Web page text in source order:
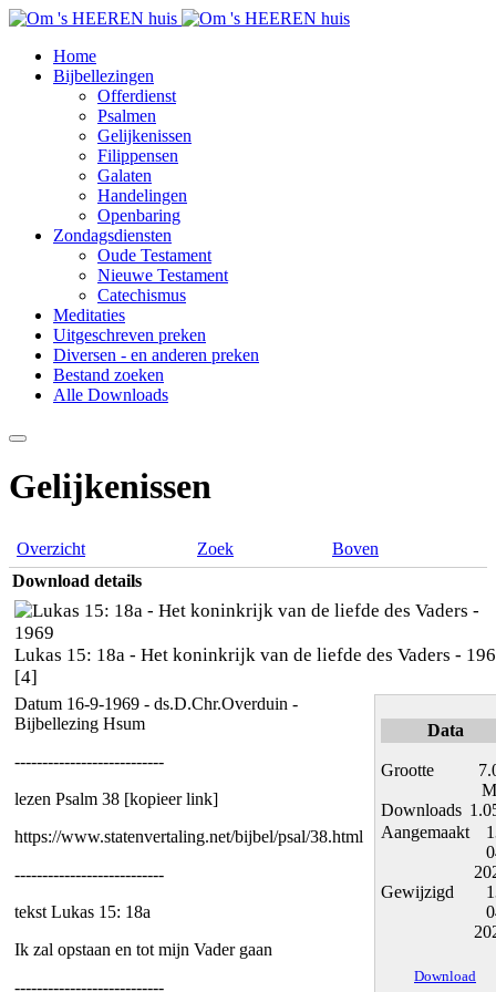
Home
Bijbellezingen
Offerdienst
Psalmen
Gelijkenissen
Filippensen
Galaten
Handelingen
Openbaring
Zondagsdiensten
Oude Testament
Nieuwe Testament
Catechismus
Meditaties
Uitgeschreven preken
Diversen - en anderen preken
Bestand zoeken
Alle Downloads
Gelijkenissen
Overzicht Zoek
Boven
Download details
Lukas 15: 18a - Het koninkrijk van de liefde des Vaders -
[4]
Datum 16-9-1969 - ds.D.Chr.Overduin -
Bijbellezing Hsum
---------------------------
lezen Psalm 38 [kopieer link]
https://www.statenvertaling.net/bijbel/psal/38.html
---------------------------
tekst Lukas 15: 18a
Ik zal opstaan en tot mijn Vader gaan
---------------------------
Data
Grootte
Downloads
Aangemaakt
Gewijzigd
Download